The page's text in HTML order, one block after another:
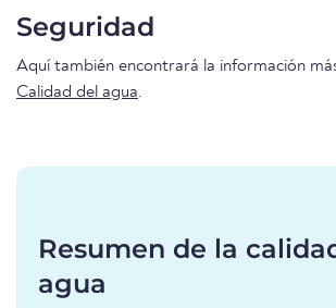
Seguridad
Aquí también encontrará la información
Calidad del agua.
Resumen de la
agua